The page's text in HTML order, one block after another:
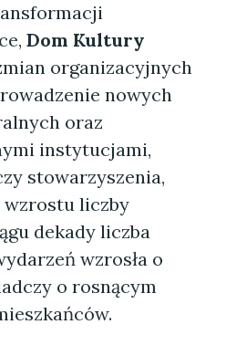
Dom Kultury
organizacyjnych
nowych
oraz
instytucjami,
stowarzyszenia,
wzrostu liczby
dekady liczba
wzrosła o
o rosnącym